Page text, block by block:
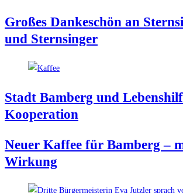
Gro­ßes Dan­ke­schön an
und Sternsinger
Stadt Bam­berg und
Kooperation
Neu­er Kaf­fee für Bam­berg –
Wirkung